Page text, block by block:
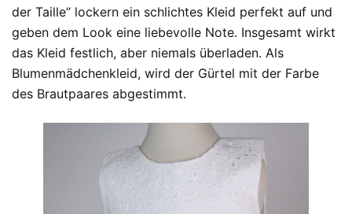
der Taille“ lockern ein schlichtes Kleid perfekt auf und
geben dem Look eine liebevolle Note. Insgesamt wirkt
das Kleid festlich, aber niemals überladen. Als
Blumenmädchenkleid, wird der Gürtel mit der Farbe
des Brautpaares abgestimmt.